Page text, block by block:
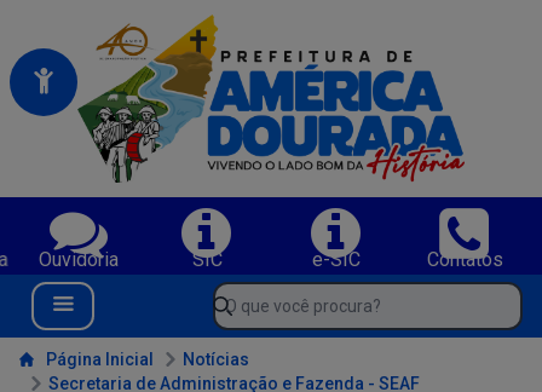
Portal da Prefeitura Municipal de America Dourada-BA
Serviços da Prefeitura Municipal de America Dourada-BA;
Ouvidoria SIC e-SIC
Contatos
Navegue pelo portal da Prefeitura de America Dourada-BA
Menu Bar
O que você procura?
Conteúdo da Prefeitura de America Dourada-BA
Página Inicial
Notícias
Secretaria de Administração e Fazenda - SEAF